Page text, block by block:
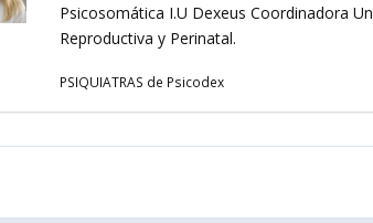
Psicosomática I.U Dexeus Coordinadora
Reproductiva y Perinatal.
PSIQUIATRAS de Psicodex